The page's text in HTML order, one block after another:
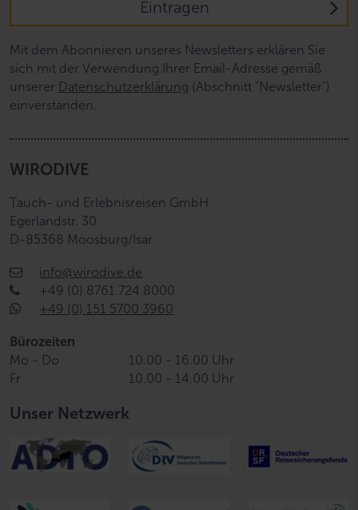
Eintragen
Mit dem Abonnieren unseres Newsletters erklären Sie
sich mit der Verwendung Ihrer Email-Adresse gemäß
unserer Datenschutzerklärung (Abschnitt "Newsletter")
einverstanden.
WIRODIVE
Tauch- und Erlebnisreisen GmbH
Egerlandstr. 30
D-85368 Moosburg/Isar
info@wirodive.de
+49 (0) 8761 724 8000
+49 (0) 151 5700 3960
Bürozeiten
Mo - Do
10.00 - 16.00 Uhr
Fr
10.00 - 14.00 Uhr
Unser Netzwerk